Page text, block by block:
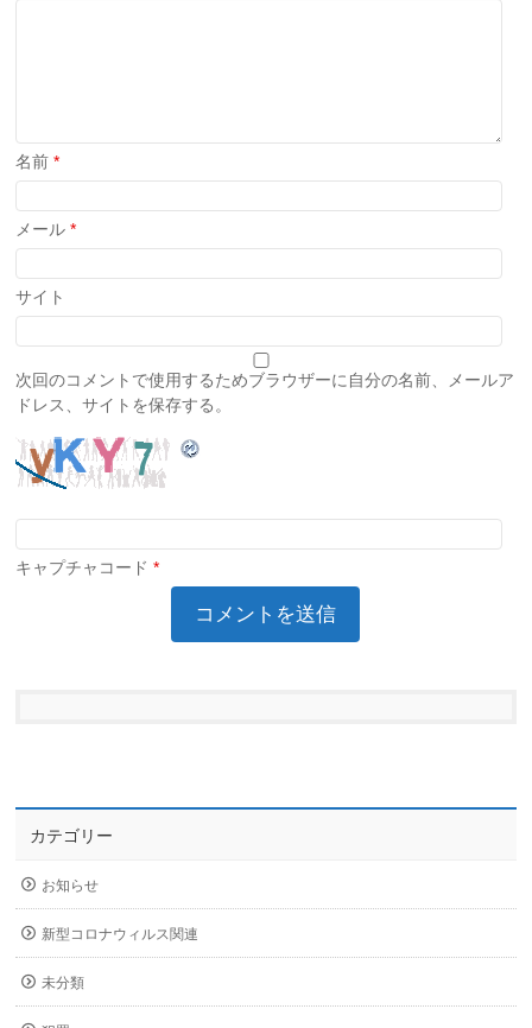
名前*
メール*
サイト
次回のコメントで使用するためブラウザーに自分の名前、メールア
ドレス、サイトを保存する。
キャプチャコード *
カテゴリー
お知らせ
新型コロナウィルス関連
未分類